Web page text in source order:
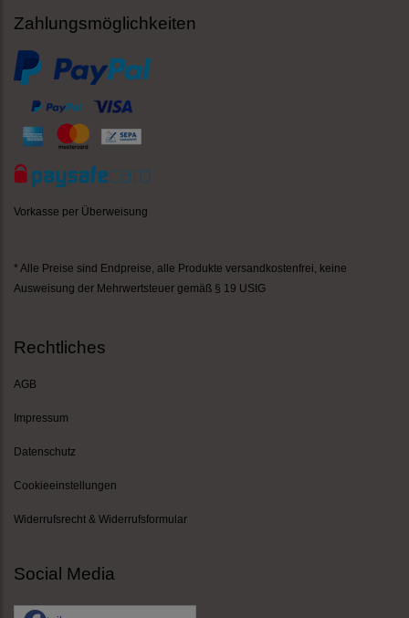
Zahlungsmöglichkeiten
Vorkasse per Überweisung
* Alle Preise sind Endpreise, alle Produkte versandkostenfrei , keine
Ausweisung der Mehrwertsteuer gemäß § 19 UStG
Rechtliches
AGB
Impressum
Datenschutz
Cookieeinstellungen
Widerrufsrecht & Widerrufsformular
Social Media